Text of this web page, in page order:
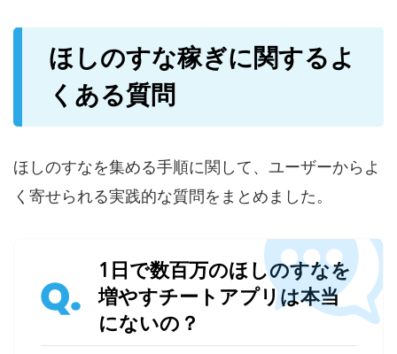
ほしのすな稼ぎに関するよ
くある質問
ほしのすなを集める手順に関して、ユーザーからよ
く寄せられる実践的な質問をまとめました。
Q.
1日で数百万のほしのすなを
増やすチートアプリは本当
にないの？